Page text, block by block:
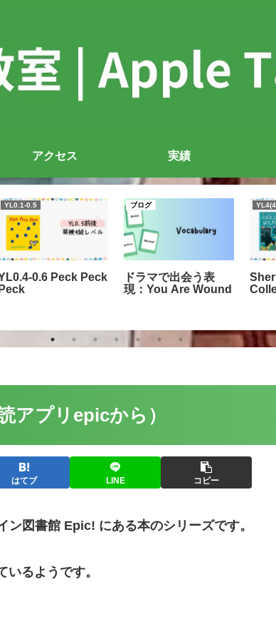
アクセス 実績
YL0.1-0.5
0.6 Peck Peck
Peck
ブログ
ドラマで出会う表
現：You Are Wound
アプリepicから）
はてブ LINE コピー
図書館 Epic! にある本のシリーズです。
るようです。